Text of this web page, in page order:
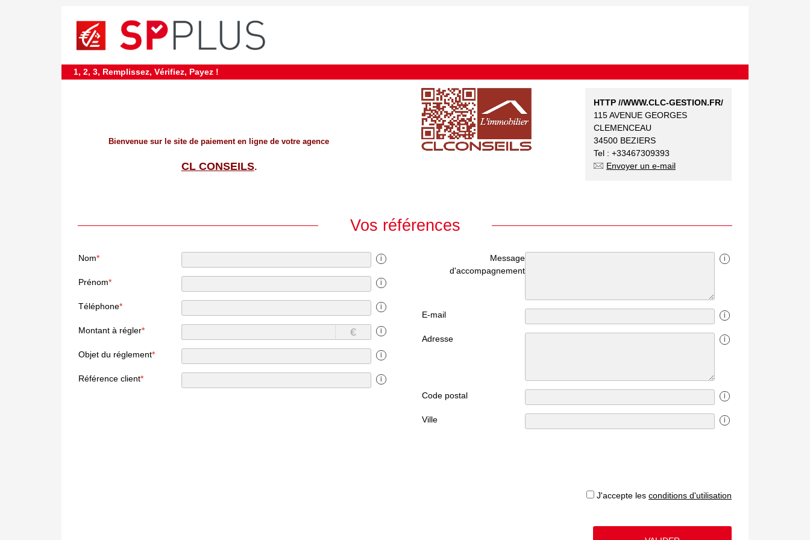
1, 2, 3, Remplissez, Vérifiez, Payez !
Bienvenue sur le site de paiement en ligne de votre agence
CL CONSEILS.
HTTP //WWW.CLC-GESTION.FR/
115 AVENUE GEORGES
CLEMENCEAU
34500 BEZIERS
Tel : +33467309393
Envoyer un e-mail
Vos références
Nom* i
Prénom* i
Téléphone* i
Montant à régler* € i
Objet du réglement* i
Référence client* i
Message
d'accompagnement
i
E-mail i
Adresse i
Code postal i
Ville i
J'accepte les conditions d'utilisation